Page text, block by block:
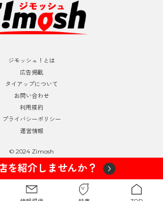
ジモッシュ！とは
広告掲載
タイアップについて
お問い合わせ
利用規約
プライバシーポリシー
運営情報
© 2024 Zimosh
を紹介しませんか？